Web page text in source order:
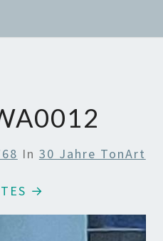
In 30 Jahre TonArt
→